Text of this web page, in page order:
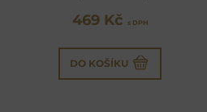
469 Kč s DPH
DO KOŠÍKU